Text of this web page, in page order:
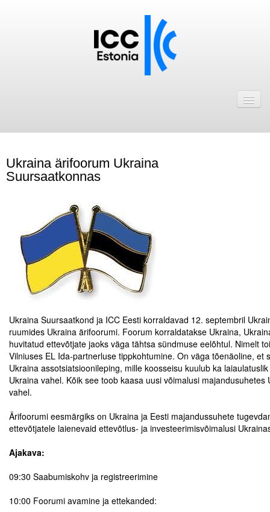
ICC Eesti liikmebaas
Astu ICC Eesti liikmeks!
Kalender
ICC Eesti
Tegevused
Publikatsioonid
Arvamus
Viidad
ICC WBO
ICC komisjonid
Digiraamatukogu
Juhendid ja väljaanded
Videod
Ukraina ärifoorum Ukraina
Suursaatkonnas
Ukraina Suursaatkond ja ICC Eesti korraldavad 12. septembril
ruumides Ukraina ärifoorumi. Foorum korraldatakse Ukraina,
huvitatud ettevõtjate jaoks väga tähtsa sündmuse eelõhtul. Nimelt
Vilniuses EL Ida-partnerluse tippkohtumine. On väga tõenäoline, et
Ukraina assotsiatsioonileping, mille koosseisu kuulub ka
Ukraina vahel. Kõik see toob kaasa uusi võimalusi majandusuhetes
vahel.
Ärifoorumi eesmärgiks on Ukraina ja Eesti majandussuhete
ettevõtjatele laienevaid ettevõtlus- ja investeerimisvõimalusi
Ajakava:
09:30 Saabumiskohv ja registreerimine
10:00 Foorumi avamine ja ettekanded: